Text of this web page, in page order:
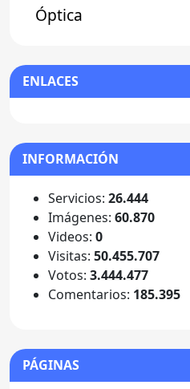
Óptica
ENLACES
INFORMACIÓN
Servicios: 26.444
Imágenes: 60.870
Videos: 0
Visitas: 50.455.707
Votos: 3.444.477
Comentarios: 185.395
PÁGINAS